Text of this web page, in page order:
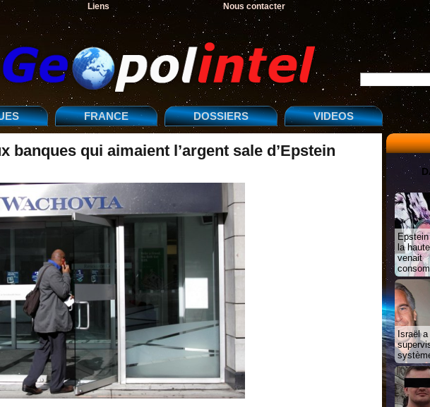
Liens Nous contacter
FRANCE DOSSIERS VIDEOS
banques qui aimaient l’argent sale d’Epstein
la
venait
Israël